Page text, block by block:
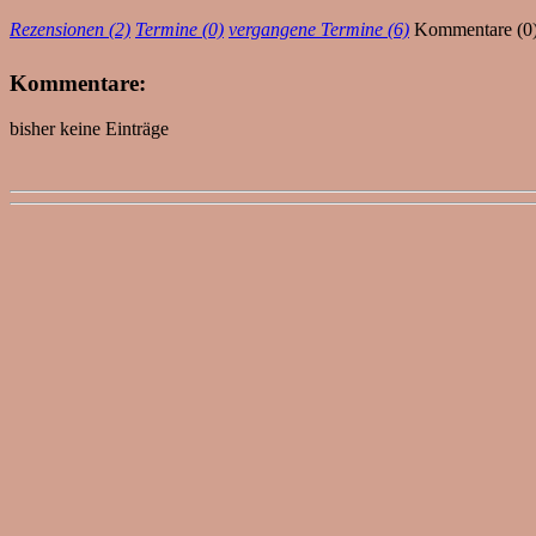
Rezensionen (2) Termine (0) vergangene Termine (6) Kommentare
Kommentare:
bisher keine Einträge